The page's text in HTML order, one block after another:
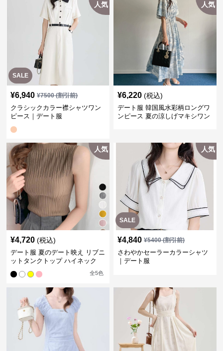
SALE
人気
¥6,940 ¥7500(割引前)
クラシックカラー襟シャツワン
ピース｜デート服
人気
¥6,220 (税込)
デート服 韓国風水彩柄ロングワ
ンピース 夏の涼しげマキシワン
人気
¥4,720 (税込)
デート服 夏のデート映え リブニ
ットタンクトップ ハイネック
全5色
SALE
人気
¥4,840 ¥5400(割引前)
さわやかセーラーカラーシャツ
｜デート服